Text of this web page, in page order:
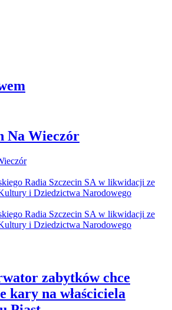
Na Wieczór
zabytków chce
kary na właściciela